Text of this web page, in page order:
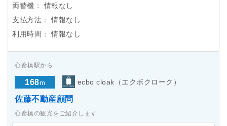
両替機：
情報なし
支払方法：
情報なし
利用時間：
情報なし
心斎橋駅から
168m ecbo cloak（エクボクローク）
佐藤不動産顧問
心斎橋の観光をご紹介します